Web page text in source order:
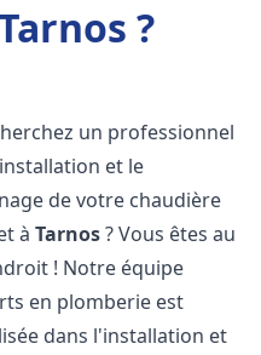
?
un professionnel
et le
de votre chaudière
àTarnos? Vous êtes au
! Notre équipe
en plomberie est
dans l'installation et